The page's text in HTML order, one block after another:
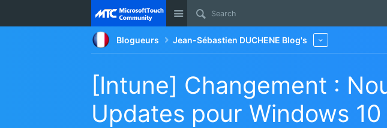
Site
Blogueurs Jean-Sébastien DUCHENE Blog's
[Intune] Changement :
Updates pour Windows 10